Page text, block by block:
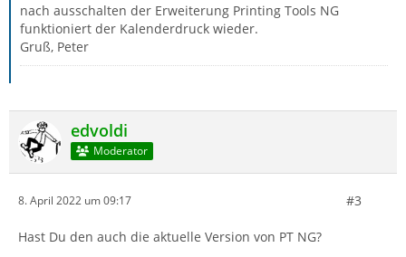
nach ausschalten der Erweiterung Printing Tools NG
funktioniert der Kalenderdruck wieder.
Gruß, Peter
edvoldi
Moderator
8. April 2022 um 09:17 #3
Hast Du den auch die aktuelle Version von PT NG?